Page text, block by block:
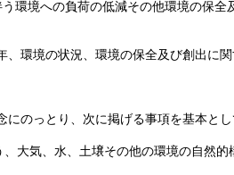
環境への負荷の低減その他環境の保全
環境の状況、環境の保全及び創出に
のっとり、次に掲げる事項を基本と
大気、水、土壌その他の環境の自然的